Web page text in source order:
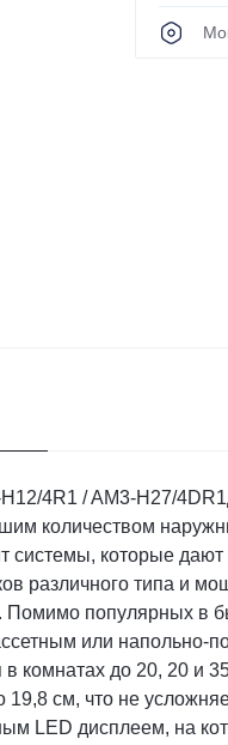
4R1 / AM3-H27/
количеством
системы, которые
различного типа и
популярных в
или напольно-
комнатах до 20, 20
см, что не
LED дисплеем, на